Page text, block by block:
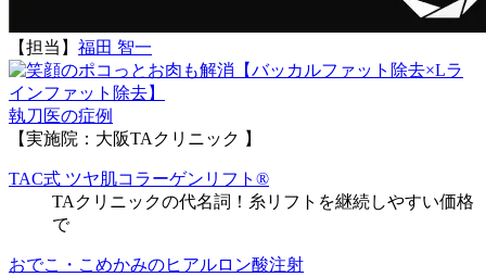
【担当】 福田 智一
執刀医の症例
【実施院：大阪TAクリニック 】
TAC式 ツヤ肌コラーゲンリフト®
TAクリニックの代名詞！糸リフトを継続しやすい価格
で
おでこ・こめかみのヒアルロン酸注射